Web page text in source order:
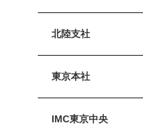
北陸支社
東京本社
IMC東京中央